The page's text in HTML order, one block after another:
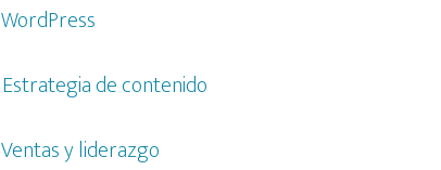
WordPress
Estrategia de contenido
Ventas y liderazgo